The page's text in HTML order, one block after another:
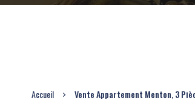
Accueil Vente Appartement Menton, 3